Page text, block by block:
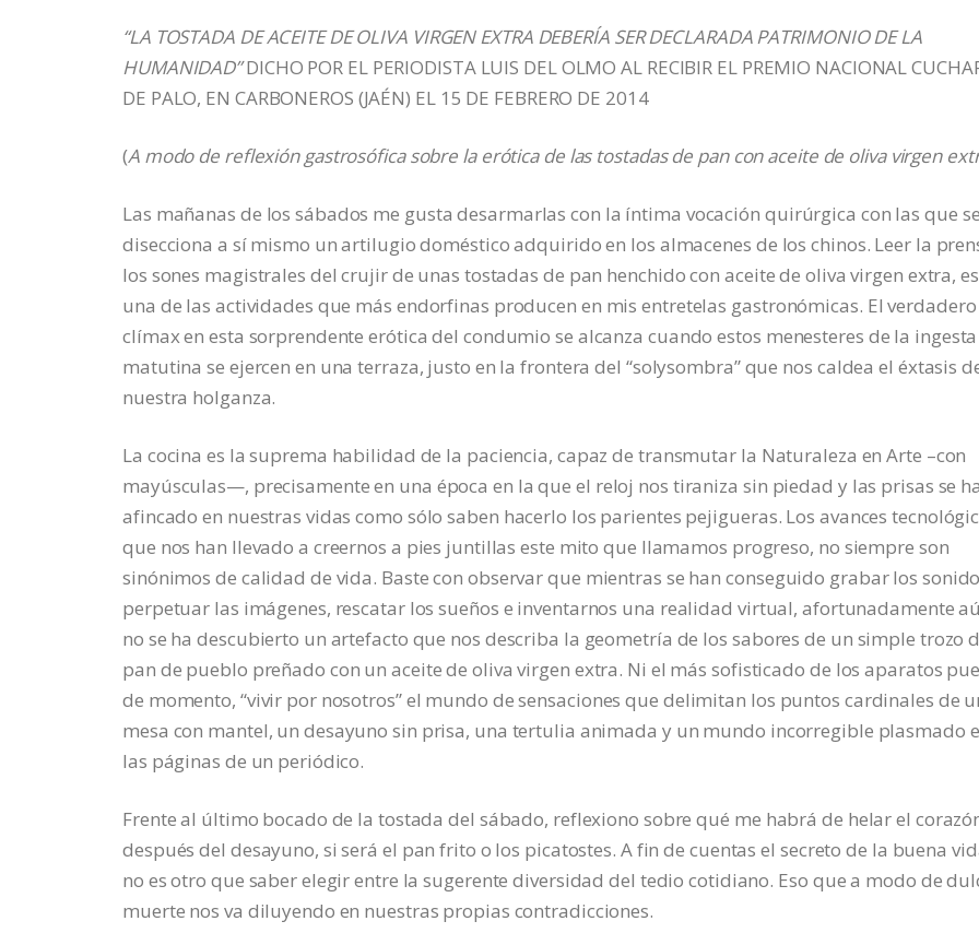
“LA TOSTADA DE ACEITE DE OLIVA VIRGEN EXTRA DEBERÍA SER DECLARADA PATRIMONIO DE LA
HUMANIDAD”DICHO POR EL PERIODISTA LUIS DEL OLMO AL RECIBIR EL PREMIO NACIONAL
DE PALO, EN CARBONEROS (JAÉN) EL 15 DE FEBRERO DE 2014
(A modo de reflexión gastrosófica sobre la erótica de las tostadas de pan con aceite de oliva virgen
Las mañanas de los sábados me gusta desarmarlas con la íntima vocación quirúrgica con las que
disecciona a sí mismo un artilugio doméstico adquirido en los almacenes de los chinos. Leer la
los sones magistrales del crujir de unas tostadas de pan henchido con aceite de oliva virgen extra, es
una de las actividades que más endorfinas producen en mis entretelas gastronómicas. El verdadero
clímax en esta sorprendente erótica del condumio se alcanza cuando estos menesteres de la ingesta
matutina se ejercen en una terraza, justo en la frontera del “solysombra” que nos caldea el éxtasis
nuestra holganza.
La cocina es la suprema habilidad de la paciencia, capaz de transmutar la Naturaleza en Arte –con
mayúsculas—, precisamente en una época en la que el reloj nos tiraniza sin piedad y las prisas se
afincado en nuestras vidas como sólo saben hacerlo los parientes pejigueras. Los avances
que nos han llevado a creernos a pies juntillas este mito que llamamos progreso, no siempre son
sinónimos de calidad de vida. Baste con observar que mientras se han conseguido grabar los
perpetuar las imágenes, rescatar los sueños e inventarnos una realidad virtual, afortunadamente
no se ha descubierto un artefacto que nos describa la geometría de los sabores de un simple trozo
pan de pueblo preñado con un aceite de oliva virgen extra. Ni el más sofisticado de los aparatos
de momento, “vivir por nosotros” el mundo de sensaciones que delimitan los puntos cardinales de
mesa con mantel, un desayuno sin prisa, una tertulia animada y un mundo incorregible plasmado
las páginas de un periódico.
Frente al último bocado de la tostada del sábado, reflexiono sobre qué me habrá de helar el
después del desayuno, si será el pan frito o los picatostes. A fin de cuentas el secreto de la buena
no es otro que saber elegir entre la sugerente diversidad del tedio cotidiano. Eso que a modo de
muerte nos va diluyendo en nuestras propias contradicciones.